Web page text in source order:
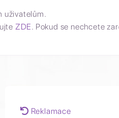
uživatelům.
ZDE. Pokud se nechcete
Reklamace